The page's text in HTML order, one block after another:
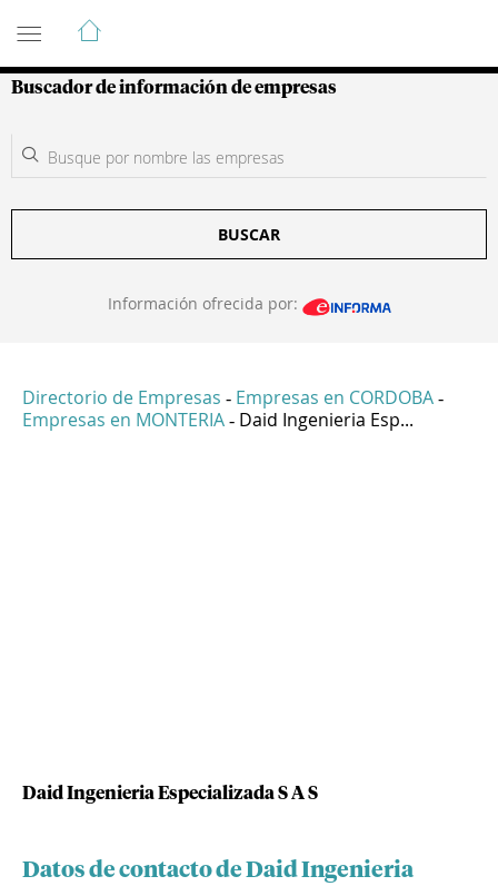
Guía de Empresas Colombianas
Buscador de información de empresas
BUSCAR
Información ofrecida por:
Directorio de Empresas - Empresas en CORDOBA -
Empresas en MONTERIA - Daid Ingenieria Esp...
Daid Ingenieria Especializada S A S
Datos de contacto de Daid Ingenieria